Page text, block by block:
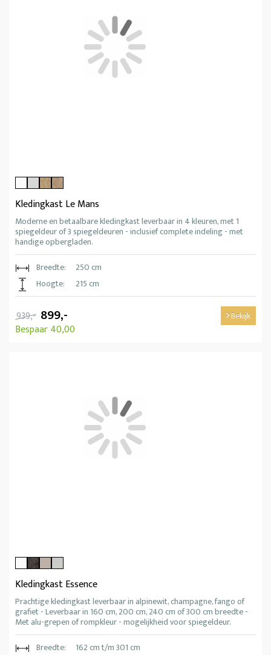
Kledingkast Le Mans
Moderne en betaalbare kledingkast leverbaar in 4 kleuren, met 1
spiegeldeur of 3 spiegeldeuren - inclusief complete indeling - met
handige opbergladen.
Breedte:
250 cm
Hoogte:
215 cm
939,- 899,-
Bespaar 40,00
Bekijk
Kledingkast Essence
Prachtige kledingkast leverbaar in alpinewit, champagne, fango of
grafiet - Leverbaar in 160 cm, 200 cm, 240 cm of 300 cm breedte -
Met alu-grepen of rompkleur - mogelijkheid voor spiegeldeur.
Breedte:
162 cm t/m 301 cm